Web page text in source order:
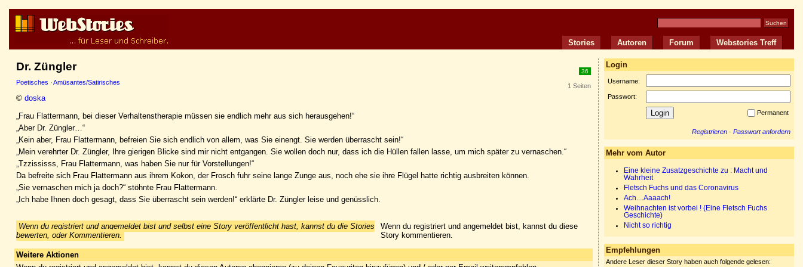
Stories Autoren Forum Webstories Treff
36
1 Seiten
Dr. Züngler
Poetisches · Amüsantes/Satirisches
© doska
„Frau Flattermann, bei dieser Verhaltenstherapie müssen sie endlich mehr aus sich herausgehen!“
„Aber Dr. Züngler…“
„Kein aber, Frau Flattermann, befreien Sie sich endlich von allem, was Sie einengt. Sie werden überrascht sein!“
„Mein verehrter Dr. Züngler, Ihre gierigen Blicke sind mir nicht entgangen. Sie wollen doch nur, dass ich die Hüllen fallen lasse, um mich später zu vernaschen.“
„Tzzississs, Frau Flattermann, was haben Sie nur für Vorstellungen!“
Da befreite sich Frau Flattermann aus ihrem Kokon, der Frosch fuhr seine lange Zunge aus, noch ehe sie ihre Flügel hatte richtig ausbreiten können.
„Sie vernaschen mich ja doch?“ stöhnte Frau Flattermann.
„Ich habe Ihnen doch gesagt, dass Sie überrascht sein werden!“ erklärte Dr. Züngler leise und genüsslich.
Wenn du registriert und angemeldet bist und selbst eine Story veröffentlicht hast, kannst du die Stories
bewerten, oder Kommentieren.
Wenn du registriert und angemeldet bist, kannst du diese
Story kommentieren.
Weitere Aktionen
Login
Username:
Passwort:
Permanent
Registrieren · Passwort anfordern
Mehr vom Autor
Eine kleine Zusatzgeschichte zu : Macht und
Wahrheit
Fletsch Fuchs und das Coronavirus
Ach....Aaaach!
Weihnachten ist vorbei ! (Eine Fletsch Fuchs
Geschichte)
Nicht so richtig
Empfehlungen
Andere Leser dieser Story haben auch folgende gelesen: